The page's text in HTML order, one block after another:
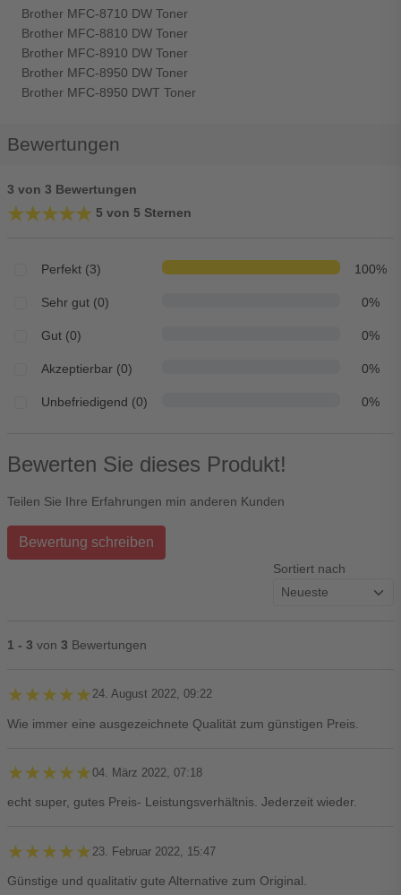
Brother MFC-8710 DW Toner
Brother MFC-8810 DW Toner
Brother MFC-8910 DW Toner
Brother MFC-8950 DW Toner
Brother MFC-8950 DWT Toner
Bewertungen
3 von 3 Bewertungen
★★★★★
★★★★★ 5 von 5 Sternen
Perfekt (3) 100%
Sehr gut (0) 0%
Gut (0) 0%
Akzeptierbar (0) 0%
Unbefriedigend (0) 0%
Bewerten Sie dieses Produkt!
Teilen Sie Ihre Erfahrungen min anderen Kunden
Bewertung schreiben
Sortiert nach
1 - 3 von 3 Bewertungen
★★★★★
★★★★★ 24. August 2022, 09:22
Wie immer eine ausgezeichnete Qualität zum günstigen Preis.
★★★★★
★★★★★04. März 2022, 07:18
echt super, gutes Preis- Leistungsverhältnis. Jederzeit wieder.
★★★★★
★★★★★ 23. Februar 2022, 15:47
Günstige und qualitativ gute Alternative zum Original.